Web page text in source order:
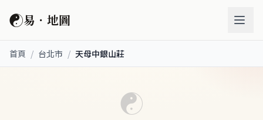
☯易．地圖
首頁 / 台北市 / 天母中銀山莊
☯